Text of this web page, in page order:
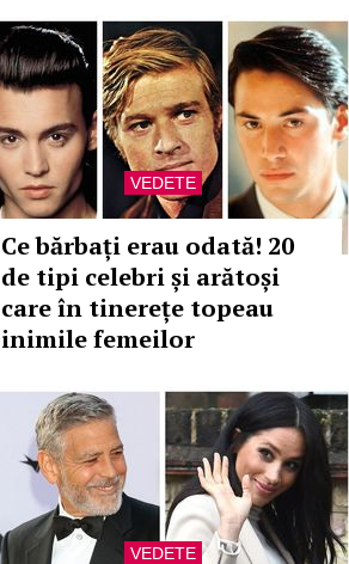
VEDETE
Ce bărbați erau odată! 20
de tipi celebri și arătoși
care în tinerețe topeau
inimile femeilor
VEDETE